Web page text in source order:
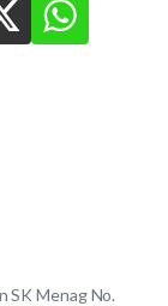
SK Menag No.